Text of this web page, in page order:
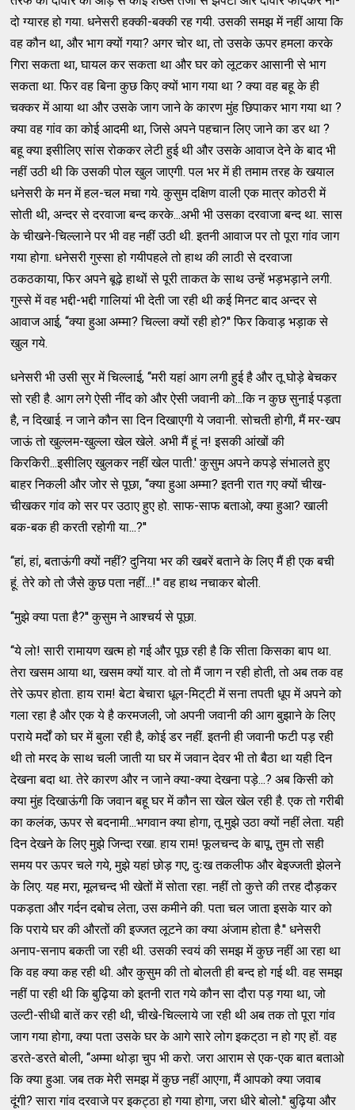
दो ग्‍यारह हो गया. धनेसरी हक्‍की-बक्‍की रह गयी. उसकी समझ में नहीं आया कि
वह कौन था, और भाग क्‍यों गया? अगर चोर था, तो उसके ऊपर हमला करके
गिरा सकता था, घायल कर सकता था और घर को लूटकर आसानी से भाग
सकता था. फिर वह बिना कुछ किए क्‍यों भाग गया था ? क्‍या वह बहू के ही
चक्‍कर में आया था और उसके जाग जाने के कारण मुंह छिपाकर भाग गया था ?
क्‍या वह गांव का कोई आदमी था, जिसे अपने पहचान लिए जाने का डर था ?
बहू क्‍या इसीलिए सांस रोककर लेटी हुई थी और उसके आवाज देने के बाद भी
नहीं उठी थी कि उसकी पोल खुल जाएगी. पल भर में ही तमाम तरह के खयाल
धनेसरी के मन में हल-चल मचा गये. कुसुम दक्षिण वाली एक मात्र कोठरी में
सोती थी, अन्‍दर से दरवाजा बन्‍द करके...अभी भी उसका दरवाजा बन्‍द था. सास
के चीखने-चिल्‍लाने पर भी वह नहीं उठी थी. इतनी आवाज पर तो पूरा गांव जाग
गया होगा. धनेसरी गुस्‍सा हो गयीपहले तो हाथ की लाठी से दरवाजा
ठकठकाया, फिर अपने बूढ़े हाथों से पूरी ताकत के साथ उन्‍हें भड़भड़ाने लगी.
गुस्‍से में वह भद्दी-भद्दी गालियां भी देती जा रही थी कई मिनट बाद अन्‍दर से
आवाज आई, ‘‘क्‍या हुआ अम्‍मा? चिल्‍ला क्‍यों रही हो?'' फिर किवाड़ भड़ाक से
खुल गये.
धनेसरी भी उसी सुर में चिल्‍लाई, ‘‘मरी यहां आग लगी हुई है और तू घोड़े बेचकर
सो रही है. आग लगे ऐसी नींद को और ऐसी जवानी को...कि न कुछ सुनाई पड़ता
है, न दिखाई. न जाने कौन सा दिन दिखाएगी ये जवानी. सोचती होगी, मैं मर-खप
जाऊं तो खुल्‍लम-खुल्‍ला खेल खेले. अभी मैं हूं न! इसकी आंखों की
किरकिरी...इसीलिए खुलकर नहीं खेल पाती.' कुसुम अपने कपड़े संभालते हुए
बाहर निकली और जोर से पूछा, ‘‘क्‍या हुआ अम्‍मा? इतनी रात गए क्‍यों चीख-
चीखकर गांव को सर पर उठाए हुए हो. साफ-साफ बताओ, क्‍या हुआ? खाली
बक-बक ही करती रहोगी या...?''
‘‘हां, हां, बताऊंगी क्‍यों नहीं? दुनिया भर की खबरें बताने के लिए मैं ही एक बची
हूं. तेरे को तो जैसे कुछ पता नहीं...!'' वह हाथ नचाकर बोली.
‘‘मुझे क्‍या पता है?'' कुसुम ने आश्‍चर्य से पूछा.
‘‘ये लो! सारी रामायण खत्‍म हो गई और पूछ रही है कि सीता किसका बाप था.
तेरा खसम आया था, खसम क्‍यों यार. वो तो मैं जाग न रही होती, तो अब तक वह
तेरे ऊपर होता. हाय राम! बेटा बेचारा धूल-मिट्‌टी में सना तपती धूप में अपने को
गला रहा है और एक ये है करमजली, जो अपनी जवानी की आग बुझाने के लिए
पराये मर्दों को घर में बुला रही है, कोई डर नहीं. इतनी ही जवानी फटी पड़ रही
थी तो मरद के साथ चली जाती या घर में जवान देवर भी तो बैठा था यही दिन
देखना बदा था. तेरे कारण और न जाने क्‍या-क्‍या देखना पड़े...? अब किसी को
क्‍या मुंह दिखाऊंगी कि जवान बहू घर में कौन सा खेल खेल रही है. एक तो गरीबी
का कलंक, ऊपर से बदनामी...भगवान क्‍या होगा, तू मुझे उठा क्‍यों नहीं लेता. यही
दिन देखने के लिए मुझे जिन्‍दा रखा. हाय राम! फूलचन्‍द के बापू, तुम तो सही
समय पर ऊपर चले गये, मुझे यहां छोड़ गए, दुःख तकलीफ और बेइज्‍जती झेलने
के लिए. यह मरा, मूलचन्‍द भी खेतों में सोता रहा. नहीं तो कुत्ते की तरह दौड़कर
पकड़ता और गर्दन दबोच लेता, उस कमीने की. पता चल जाता इसके यार को
कि पराये घर की औरतों की इज्‍जत लूटने का क्‍या अंजाम होता है.'' धनेसरी
अनाप-सनाप बकती जा रही थी. उसकी स्‍वयं की समझ में कुछ नहीं आ रहा था
कि वह क्‍या कह रही थी. और कुसुम की तो बोलती ही बन्‍द हो गई थी. वह समझ
नहीं पा रही थी कि बुढ़िया को इतनी रात गये कौन सा दौरा पड़ गया था, जो
उल्‍टी-सीधी बातें कर रही थी, चीखे-चिल्‍लाये जा रही थी अब तक तो पूरा गांव
जाग गया होगा, क्‍या पता उसके घर के आगे सारे लोग इकट्‌ठा न हो गए हों. वह
डरते-डरते बोली, ‘‘अम्‍मा थोड़ा चुप भी करो. जरा आराम से एक-एक बात बताओ
कि क्‍या हुआ. जब तक मेरी समझ में कुछ नहीं आएगा, मैं आपको क्‍या जवाब
दूंगी? सारा गांव दरवाजे पर इकट्ठा हो गया होगा, जरा धीरे बोलो.'' बुढ़िया और